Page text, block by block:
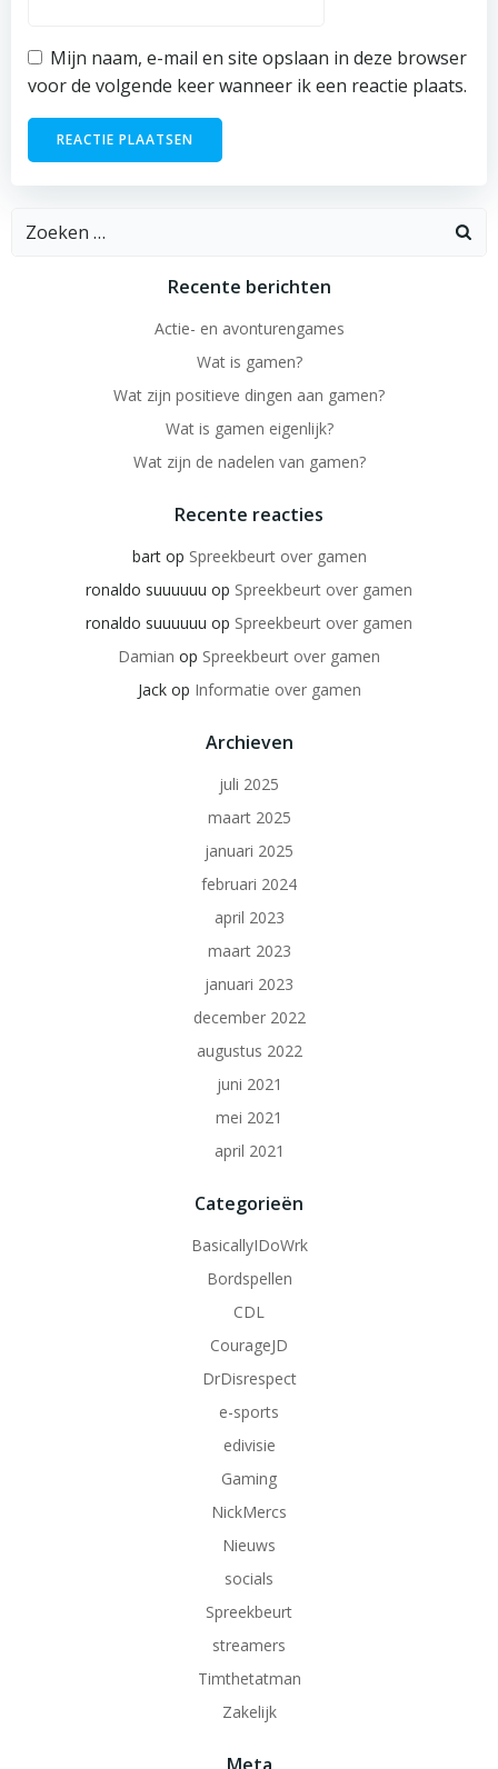
Mijn naam, e-mail en site opslaan in deze browser
voor de volgende keer wanneer ik een reactie plaats.
Zoeken
Recente berichten
Actie- en avonturengames
Wat is gamen?
Wat zijn positieve dingen aan gamen?
Wat is gamen eigenlijk?
Wat zijn de nadelen van gamen?
Recente reacties
bartop Spreekbeurt over gamen
ronaldo suuuuuu op Spreekbeurt over gamen
ronaldo suuuuuu op Spreekbeurt over gamen
Damian op Spreekbeurt over gamen
Jackop Informatie over gamen
Archieven
juli 2025
maart 2025
januari 2025
februari 2024
april 2023
maart 2023
januari 2023
december 2022
augustus 2022
juni 2021
mei 2021
april 2021
Categorieën
BasicallyIDoWrk
Bordspellen
CDL
CourageJD
DrDisrespect
e-sports
edivisie
Gaming
NickMercs
Nieuws
socials
Spreekbeurt
streamers
Timthetatman
Zakelijk